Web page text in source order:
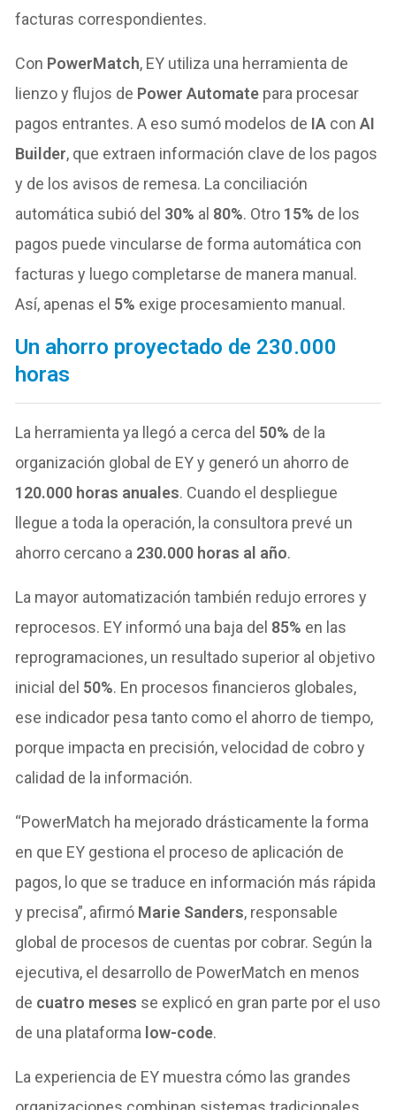
facturas correspondientes.
Con PowerMatch, EY utiliza una herramienta de
lienzo y flujos de Power Automate para procesar
pagos entrantes. A eso sumó modelos de IA conAI
Builder, que extraen información clave de los pagos
y de los avisos de remesa. La conciliación
automática subió del 30% al 80%. Otro 15% de los
pagos puede vincularse de forma automática con
facturas y luego completarse de manera manual.
Así, apenas el 5% exige procesamiento manual.
Un ahorro proyectado de 230.000
horas
La herramienta ya llegó a cerca del 50% de la
organización global de EY y generó un ahorro de
120.000 horas anuales. Cuando el despliegue
llegue a toda la operación, la consultora prevé un
ahorro cercano a 230.000 horas al año.
La mayor automatización también redujo errores y
reprocesos. EY informó una baja del 85% en las
reprogramaciones, un resultado superior al objetivo
inicial del 50%. En procesos financieros globales,
ese indicador pesa tanto como el ahorro de tiempo,
porque impacta en precisión, velocidad de cobro y
calidad de la información.
“PowerMatch ha mejorado drásticamente la forma
en que EY gestiona el proceso de aplicación de
pagos, lo que se traduce en información más rápida
y precisa”, afirmó Marie Sanders, responsable
global de procesos de cuentas por cobrar. Según la
ejecutiva, el desarrollo de PowerMatch en menos
de cuatro meses se explicó en gran parte por el uso
de una plataforma low-code.
La experiencia de EY muestra cómo las grandes